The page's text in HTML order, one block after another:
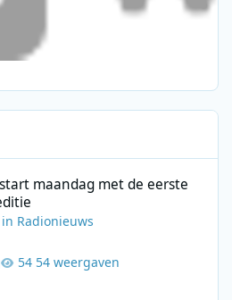
start maandag met de eerste
in Radionieuws
54 weergaven